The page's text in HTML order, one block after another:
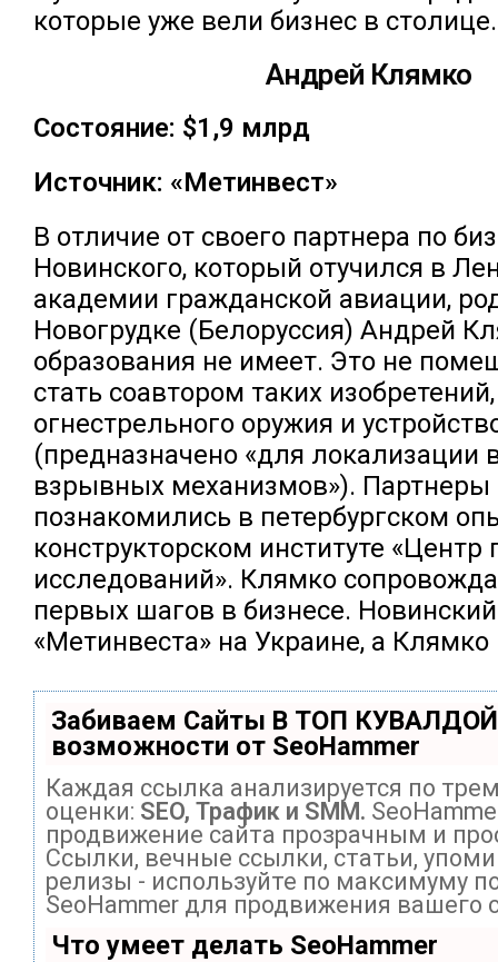
которые уже вели бизнес в столице.
Андрей Клямко
Состояние: $1,9 млрд
Источник: «Метинвест»
В отличие от своего партнера по
Новинского, который отучился в
академии гражданской авиации,
Новогрудке (Белоруссия) Андрей
образования не имеет. Это не
стать соавтором таких
огнестрельного оружия и
(предназначено «для локализации
взрывных механизмов»). Партнеры
познакомились в петербургском
конструкторском институте
исследований». Клямко
первых шагов в бизнесе.
«Метинвеста» на Украине, а Клямко
Забиваем Сайты В ТОП
возможности от SeoHammer
Каждая ссылка анализируется по
оценки: SEO, Трафик и SMM.
продвижение сайта прозрачным и
Ссылки, вечные ссылки, статьи,
релизы - используйте по максимуму
SeoHammer для продвижения вашего
Что умеет делать SeoHammer